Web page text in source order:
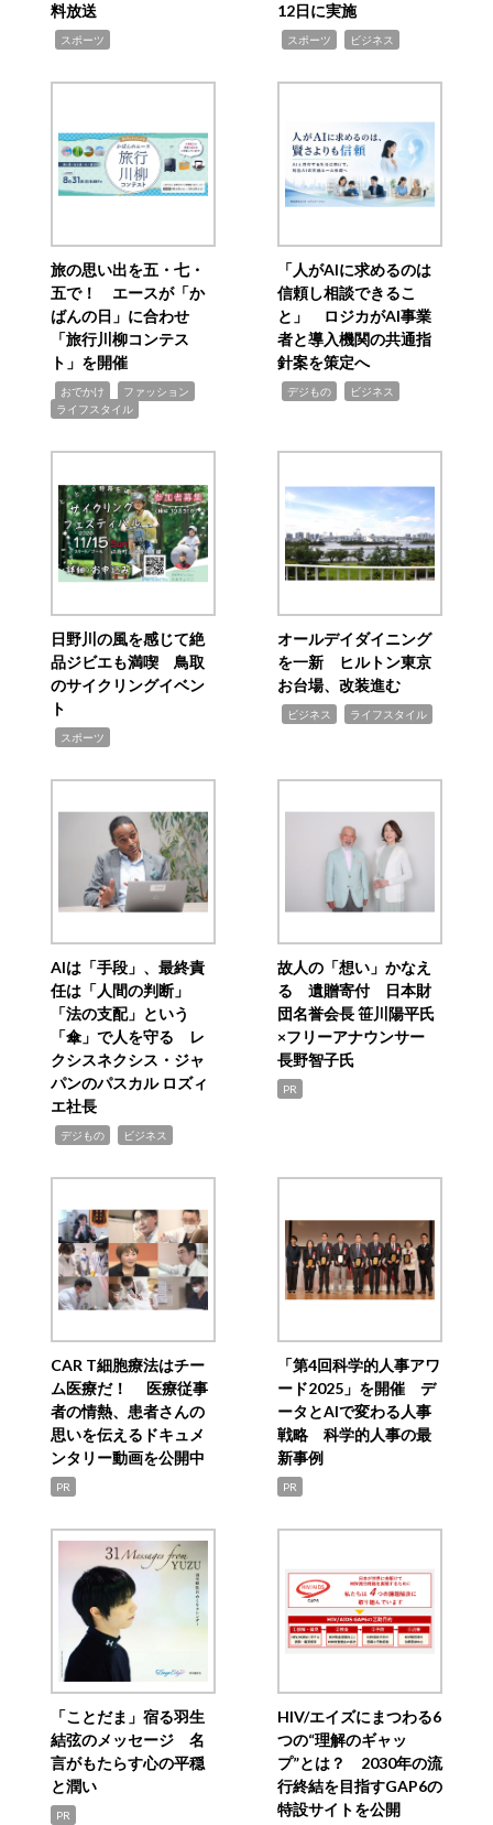
料放送
スポーツ
12日に実施
スポーツ ビジネス
旅の思い出を五・七・
五で！ エースが「か
ばんの日」に合わせ
「旅行川柳コンテス
ト」を開催
おでかけ ファッション
ライフスタイル
「人がAIに求めるのは
信頼し相談できるこ
と」 ロジカがAI事業
者と導入機関の共通指
針案を策定へ
デジもの ビジネス
日野川の風を感じて絶
品ジビエも満喫 鳥取
のサイクリングイベン
ト
スポーツ
オールデイダイニング
を一新 ヒルトン東京
お台場、改装進む
ビジネス ライフスタイル
AIは「手段」、最終責
任は「人間の判断」
「法の支配」という
「傘」で人を守る レ
クシスネクシス・ジャ
パンのパスカル ロズィ
エ社長
デジもの ビジネス
故人の「想い」かなえ
る 遺贈寄付 日本財
団名誉会長 笹川陽平氏
×フリーアナウンサー
長野智子氏
PR
CAR T細胞療法はチー
ム医療だ！ 医療従事
者の情熱、患者さんの
思いを伝えるドキュメ
ンタリー動画を公開中
PR
「第4回科学的人事アワ
ード2025」を開催 デ
ータとAIで変わる人事
戦略 科学的人事の最
新事例
PR
「ことだま」宿る羽生
結弦のメッセージ 名
言がもたらす心の平穏
と潤い
PR
HIV/エイズにまつわる6
つの“理解のギャッ
プ”とは？ 2030年の流
行終結を目指すGAP6の
特設サイトを公開